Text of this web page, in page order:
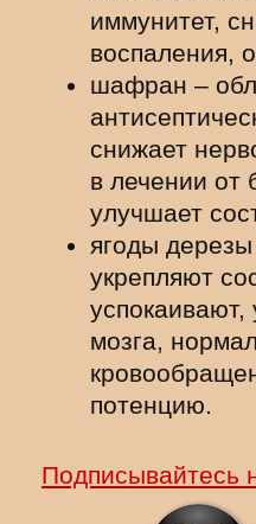
иммунитет,
воспаления,
шафран –
снижает
в лечении от
улучшает
ягоды
укрепляют
мозга,
потенцию.
Подписывайтесь